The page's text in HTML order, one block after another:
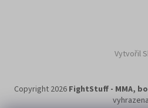
Vytvořil
Copyright 2026 FightStuff - MMA,